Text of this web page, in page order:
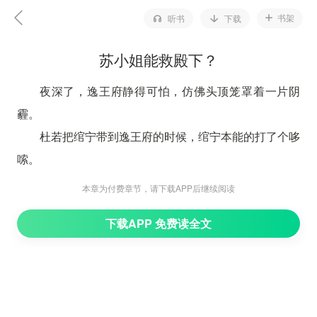
听书 下载 书架
苏小姐能救殿下？
夜深了，逸王府静得可怕，仿佛头顶笼罩着一片阴
霾。
杜若把绾宁带到逸王府的时候，绾宁本能的打了个哆
嗦。
反而冷静了下来。
果只会更好。
本章为付费章节，请下载APP后继续阅读
下载APP 免费读全文